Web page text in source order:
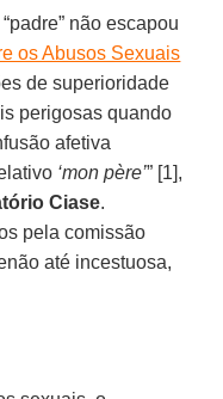
não escapou
os Abusos Sexuais
de superioridade
perigosas quando
afetiva
‘mon père’” [1],
Ciase.
pela comissão
até incestuosa,